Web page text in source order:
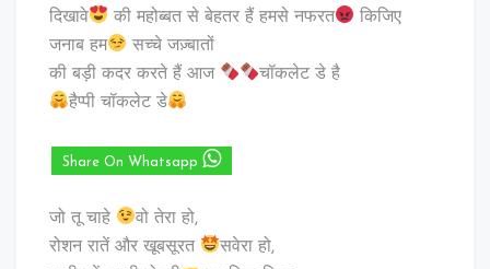
दिखावे की महोब्बत से बेहतर हैं हमसे नफरत
किजिए
जनाब हम
सच्चे जज़्बातों
की बड़ी कदर करते हैं आज
चॉकलेट डे है
हैप्पी चॉकलेट डे
Share On Whatsapp
जो तू चाहे
वो तेरा हो,
रोशन रातें और खूबसूरत
सवेरा हो,